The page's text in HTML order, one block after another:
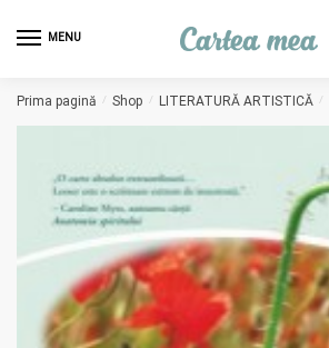
MENU
Prima pagină / Shop / LITERATURĂ ARTISTICĂ /